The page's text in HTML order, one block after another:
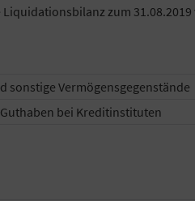
Liquidationsbilanz zum
sonstige Vermögensgegenstände
bei Kreditinstituten